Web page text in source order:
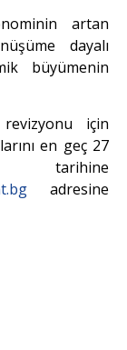
artan
dayalı
büyümenin
için
en geç 27
adresine